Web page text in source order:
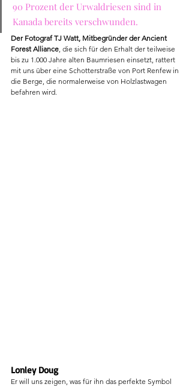
90 Prozent der Urwaldriesen sind in
Kanada bereits verschwunden.
Der Fotograf TJ Watt, Mitbegründer der Ancient
Forest Alliance, die sich für den Erhalt der teilweise
bis zu 1.000 Jahre alten Baumriesen einsetzt, rattert
mit uns über eine Schotterstraße von Port Renfew in
die Berge, die normalerweise von Holzlastwagen
befahren wird.
Lonley Doug
Er will uns zeigen, was für ihn das perfekte Symbol